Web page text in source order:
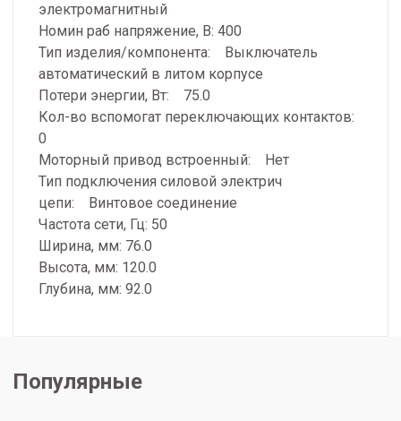
электромагнитный
Номин раб напряжение, В: 400
Тип изделия/компонента: Выключатель
автоматический в литом корпусе
Потери энергии, Вт: 75.0
Кол-во вспомогат переключающих контактов:
0
Моторный привод встроенный: Нет
Тип подключения силовой электрич
цепи: Винтовое соединение
Частота сети, Гц: 50
Ширина, мм: 76.0
Высота, мм: 120.0
Глубина, мм: 92.0
Популярные